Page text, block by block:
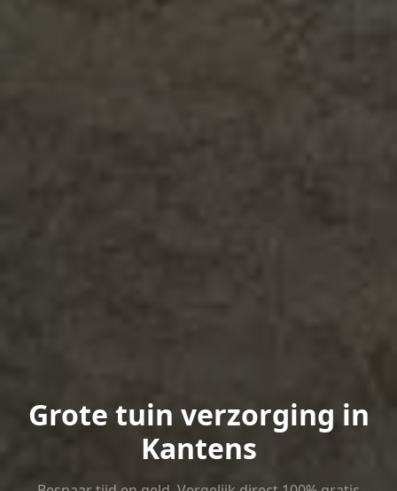
Grote tuin verzorging in
Kantens